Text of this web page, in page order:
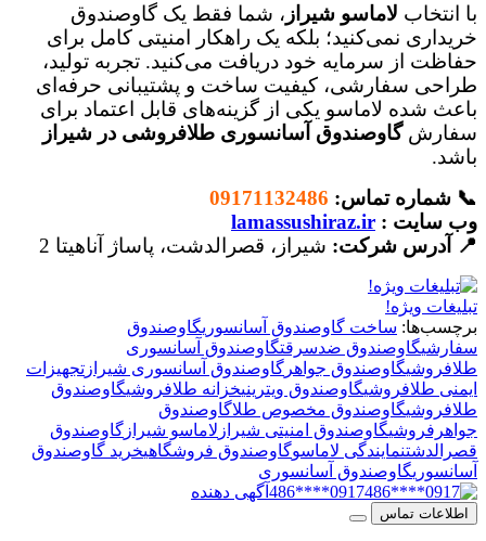
با انتخاب لاماسو شیراز ، شما فقط یک گاوصندوق
خریداری نمی‌کنید؛ بلکه یک راهکار امنیتی کامل برای
حفاظت از سرمایه خود دریافت می‌کنید. تجربه تولید،
طراحی سفارشی، کیفیت ساخت و پشتیبانی حرفه‌ای
باعث شده لاماسو یکی از گزینه‌های قابل اعتماد برای
سفارش گاوصندوق آسانسوری طلافروشی در شیراز
باشد.
📞 شماره تماس: 09171132486
وب سایت : lamassushiraz.ir
📍 آدرس شرکت:شیراز، قصرالدشت، پاساژ آناهیتا 2
تبلیغات ویژه!
برچسب‌ها: ساخت گاوصندوق آسانسوری گاوصندوق
سفارشیگاوصندوق ضدسرقتگاوصندوق آسانسوری
طلافروشیگاوصندوق جواهر گاوصندوق آسانسوری شیراز تجهیزات
ایمنی طلافروشیگاوصندوق ویترینیخزانه طلافروشیگاوصندوق
طلافروشیگاوصندوق مخصوص طلاگاوصندوق
جواهرفروشیگاوصندوق امنیتی شیراز لاماسو شیراز گاوصندوق
قصرالدشتنمایندگی لاماسوگاوصندوق فروشگاهیخرید گاوصندوق
آسانسوری گاوصندوق آسانسوری
0917****486
آگهی دهنده
اطلاعات تماس